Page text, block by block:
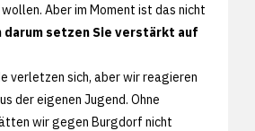
Aber im Moment ist das nicht
darum setzen Sie verstärkt auf
verletzen sich, aber wir reagieren
der eigenen Jugend. Ohne
wir gegen Burgdorf nicht